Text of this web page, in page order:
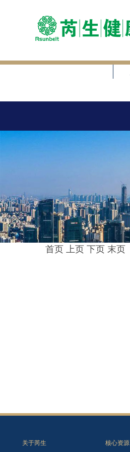
首页 上页 下页 末页
关于芮生 核心资源